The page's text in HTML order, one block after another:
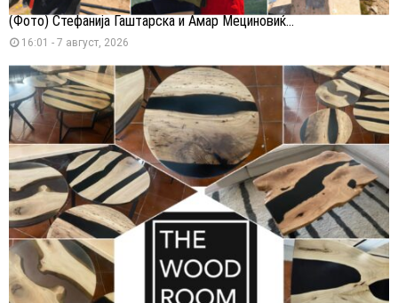
(Фото) Стефанија Гаштарска и Амар Мециновиќ...
16:01 - 7 август, 2026